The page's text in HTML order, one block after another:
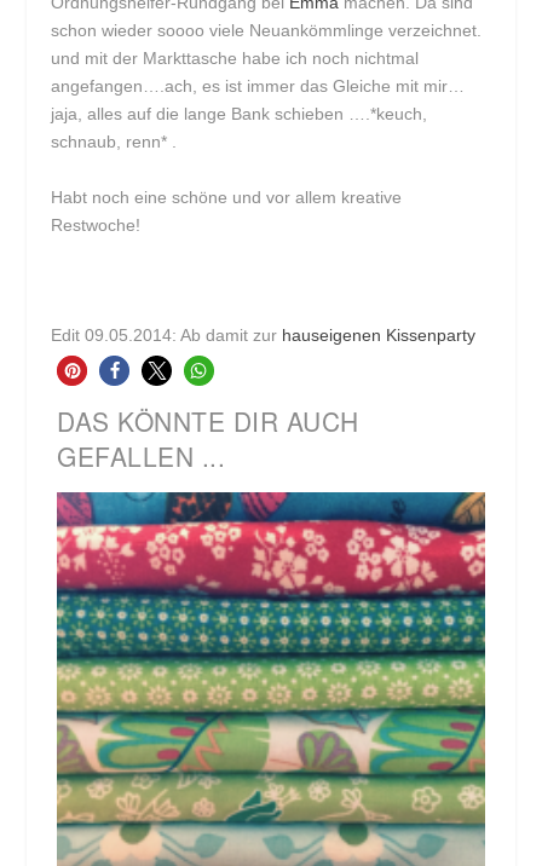
schon wieder soooo viele Neuankömmlinge verzeichnet.
und mit der Markttasche habe ich noch nichtmal
angefangen….ach, es ist immer das Gleiche mit mir…
jaja, alles auf die lange Bank schieben ….*keuch,
schnaub, renn* .
Habt noch eine schöne und vor allem kreative
Restwoche!
Edit 09.05.2014: Ab damit zur hauseigenen Kissenparty
DAS KÖNNTE DIR AUCH
GEFALLEN ...